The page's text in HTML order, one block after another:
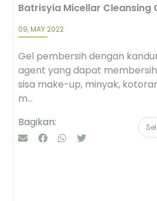
Batrisyia Micellar Cleansing
09, MAY 2022
Gel pembersih dengan
agent yang dapat
sisa make-up, minyak,
m...
Bagikan: